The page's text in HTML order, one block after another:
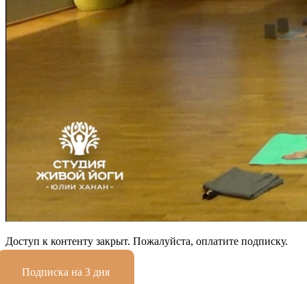
Доступ к контенту закрыт. Пожалуйста, оплатите подписку.
Подписка на 3 дня